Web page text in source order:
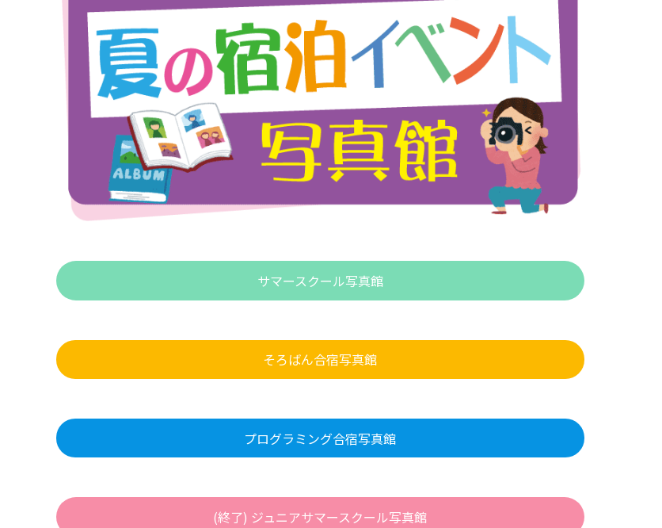
サマースクール写真館
そろばん合宿写真館
プログラミング合宿写真館
(終了) ジュニアサマースクール写真館